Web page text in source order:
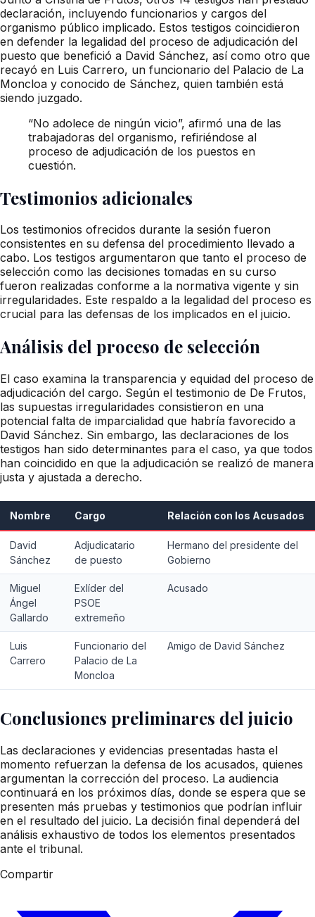
declaración, incluyendo funcionarios y cargos del
organismo público implicado. Estos testigos coincidieron
en defender la legalidad del proceso de adjudicación del
puesto que benefició a David Sánchez, así como otro que
recayó en Luis Carrero, un funcionario del Palacio de La
Moncloa y conocido de Sánchez, quien también está
siendo juzgado.
“No adolece de ningún vicio”, afirmó una de las
trabajadoras del organismo, refiriéndose al
proceso de adjudicación de los puestos en
cuestión.
Testimonios adicionales
Los testimonios ofrecidos durante la sesión fueron
consistentes en su defensa del procedimiento llevado a
cabo. Los testigos argumentaron que tanto el proceso de
selección como las decisiones tomadas en su curso
fueron realizadas conforme a la normativa vigente y sin
irregularidades. Este respaldo a la legalidad del proceso es
crucial para las defensas de los implicados en el juicio.
Análisis del proceso de selección
El caso examina la transparencia y equidad del proceso de
adjudicación del cargo. Según el testimonio de De Frutos,
las supuestas irregularidades consistieron en una
potencial falta de imparcialidad que habría favorecido a
David Sánchez. Sin embargo, las declaraciones de los
testigos han sido determinantes para el caso, ya que todos
han coincidido en que la adjudicación se realizó de manera
justa y ajustada a derecho.
Nombre Cargo Relación con los Acusados
David
Sánchez
Adjudicatario
de puesto
Hermano del presidente del
Gobierno
Miguel
Ángel
Gallardo
Exlíder del
PSOE
extremeño
Acusado
Luis
Carrero
Funcionario del
Palacio de La
Moncloa
Amigo de David Sánchez
Conclusiones preliminares del juicio
Las declaraciones y evidencias presentadas hasta el
momento refuerzan la defensa de los acusados, quienes
argumentan la corrección del proceso. La audiencia
continuará en los próximos días, donde se espera que se
presenten más pruebas y testimonios que podrían influir
en el resultado del juicio. La decisión final dependerá del
análisis exhaustivo de todos los elementos presentados
ante el tribunal.
Compartir